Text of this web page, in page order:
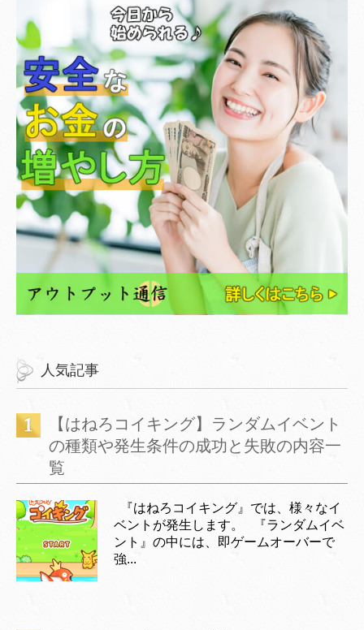
人気記事
【はねろコイキング】ランダムイベント
の種類や発生条件の成功と失敗の内容一
覧
『はねろコイキング』では、様々なイ
ベントが発生します。 『ランダムイベ
ント』の中には、即ゲームオーバーで
強...